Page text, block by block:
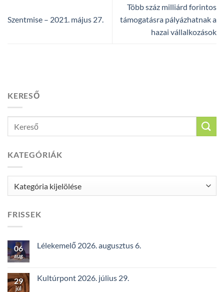
Szentmise – 2021. május 27.
Több száz milliárd forintos
támogatásra pályázhatnak a
hazai vállalkozások
KERESŐ
KATEGÓRIÁK
FRISSEK
06
aug
Lélekemelő 2026. augusztus 6.
29
júl
Kultúrpont 2026. július 29.